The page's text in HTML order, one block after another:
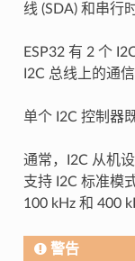
线 (SDA) 和串行
ESP32 有 2 个
I2C 总线上的通信
单个 I2C 控制器
通常，I2C 从机
支持 I2C 标准模
100 kHz 和 400
警告